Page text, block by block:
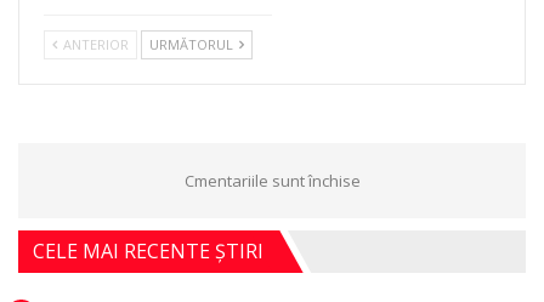
ANTERIOR URMĂTORUL
Cmentariile sunt închise
CELE MAI RECENTE ȘTIRI